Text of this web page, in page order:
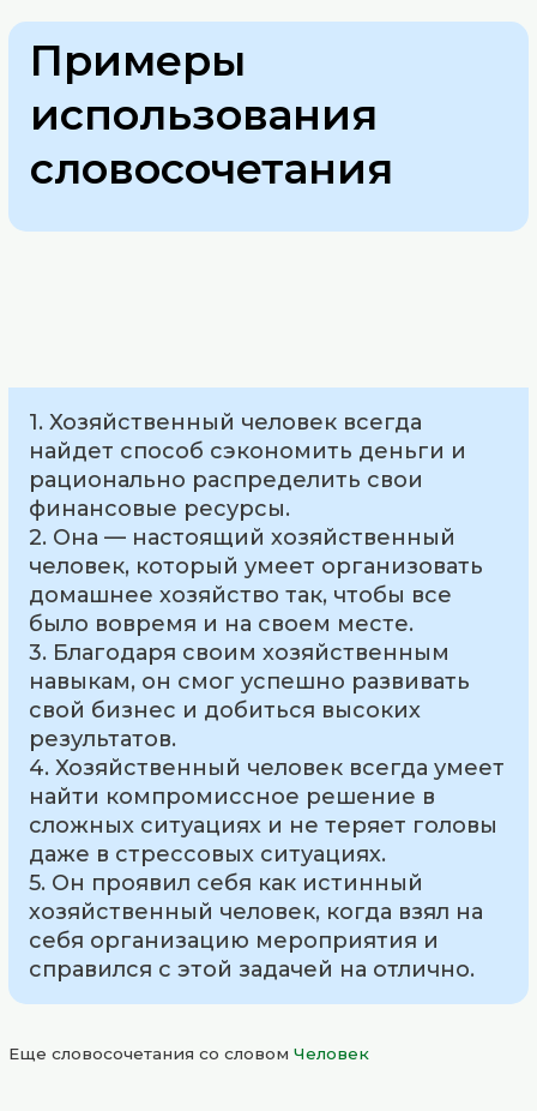
Примеры
использования
словосочетания
1. Хозяйственный человек всегда
найдет способ сэкономить деньги и
рационально распределить свои
финансовые ресурсы.
2. Она — настоящий хозяйственный
человек, который умеет организовать
домашнее хозяйство так, чтобы все
было вовремя и на своем месте.
3. Благодаря своим хозяйственным
навыкам, он смог успешно развивать
свой бизнес и добиться высоких
результатов.
4. Хозяйственный человек всегда умеет
найти компромиссное решение в
сложных ситуациях и не теряет головы
даже в стрессовых ситуациях.
5. Он проявил себя как истинный
хозяйственный человек, когда взял на
себя организацию мероприятия и
справился с этой задачей на отлично.
Еще словосочетания со словомЧеловек